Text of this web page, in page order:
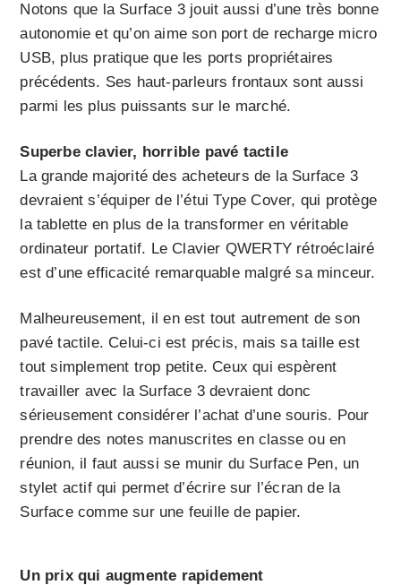
Notons que la Surface 3 jouit aussi d’une très bonne
autonomie et qu’on aime son port de recharge micro
USB, plus pratique que les ports propriétaires
précédents. Ses haut-parleurs frontaux sont aussi
parmi les plus puissants sur le marché.
Superbe clavier, horrible pavé tactile
La grande majorité des acheteurs de la Surface 3
devraient s’équiper de l’étui Type Cover, qui protège
la tablette en plus de la transformer en véritable
ordinateur portatif. Le Clavier QWERTY rétroéclairé
est d’une efficacité remarquable malgré sa minceur.
Malheureusement, il en est tout autrement de son
pavé tactile. Celui-ci est précis, mais sa taille est
tout simplement trop petite. Ceux qui espèrent
travailler avec la Surface 3 devraient donc
sérieusement considérer l’achat d’une souris. Pour
prendre des notes manuscrites en classe ou en
réunion, il faut aussi se munir du Surface Pen, un
stylet actif qui permet d’écrire sur l’écran de la
Surface comme sur une feuille de papier.
Un prix qui augmente rapidement